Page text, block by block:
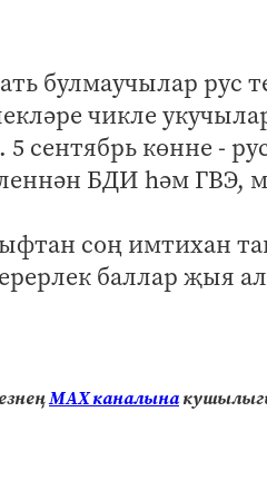
булмаучылар рус
чикле
көнне -
БДИ һәм ГВЭ,
соң имтихан
баллар җыя
МАХ каналына